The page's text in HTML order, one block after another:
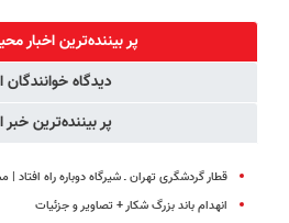
سبک و مقاوم |
پرداخت قسطی
پر بیننده‌ترین اخبار
دیدگاه خوانندگان
پر بیننده‌ترین خبر
قطار گردشگری تهران ـ شیرگاه دوباره راه
انهدام باند بزرگ شکار + تصاویر و جزئیات